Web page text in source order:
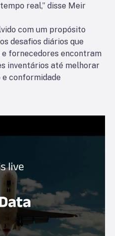
real,” disse Meir
com um propósito
desafios diários que
e fornecedores encontram
inventários até melhorar
e conformidade